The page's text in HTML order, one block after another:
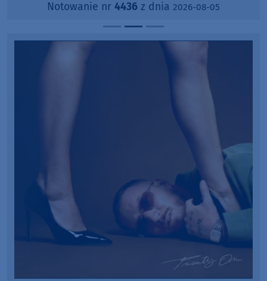
Notowanie nr 4436 z dnia 2026-08-05